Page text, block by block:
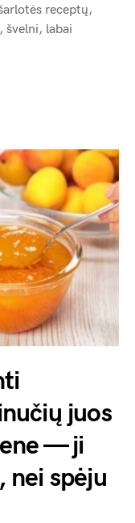
receptų,
švelni, labai
juos
— ji
nei spėju